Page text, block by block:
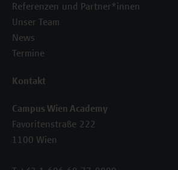
Referenzen und Partner*innen
Unser Team
News
Termine
Kontakt
Campus Wien Academy
Favoritenstraße 222
1100 Wien